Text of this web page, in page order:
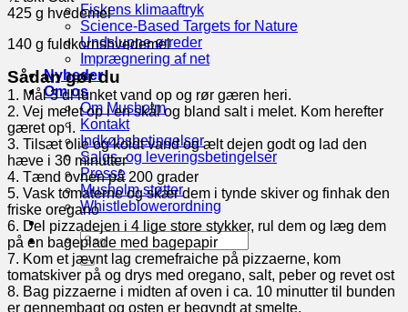
Fiskens klimaaftryk
Science-Based Targets for Nature
Undslupne ørreder
Imprægnering af net
Nyheder
Om os
Om Musholm
Kontakt
Indkøbsbetingelser
Salgs- og leveringsbetingelser
Presse
Musholm støtter
Whistleblowerordning
425 g hvedemel
140 g fuldkornshvedemel
Sådan gør du
1. Mål 3 dl lunket vand op og rør gæren heri.
2. Vej melet op i en skål og bland salt i melet. Kom herefter
gæret op i.
3. Tilsæt olie og koldt vand og ælt dejen godt og lad den
hæve i 30 minutter
4. Tænd ovnen på 200 grader
5. Vask tomaterne og skær dem i tynde skiver og finhak den
friske oregano
6. Del pizzadejen i 4 lige store stykker, rul dem og læg dem
på en bageplade med bagepapir
7. Kom et jævnt lag cremefraiche på pizzaerne, kom
tomatskiver på og drys med oregano, salt, peber og revet ost
8. Bag pizzaerne i midten af oven i ca. 10 minutter til bunden
er gennembagt og osten er begyndt at smelte.